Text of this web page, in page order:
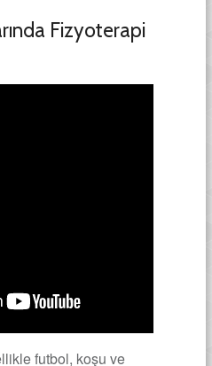
Fizyoterapi
futbol, koşu ve